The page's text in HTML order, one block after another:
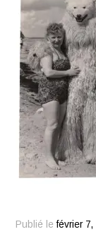
Publié lefévrier 7,